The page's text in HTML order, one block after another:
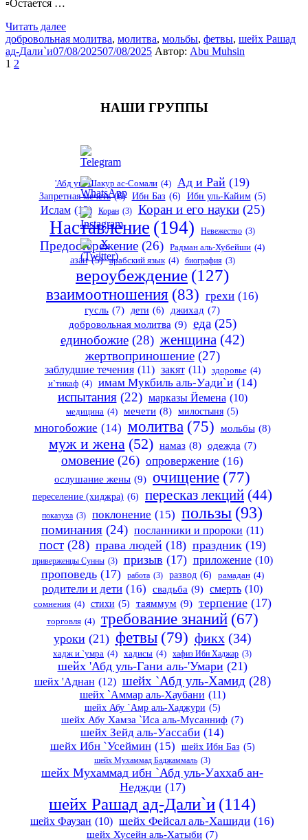
▫️Остается …
Читать далее
добровольная молитва, молитва, мольбы, фетвы, шейх Рашад
ад-Дали`и07/08/202507/08/2025 Автор: Abu Muhsin
Пагинация
1 2
НАШИ ГРУППЫ
'Абд уш-Шакур ас-Сомали (4) Ад и Рай (19)
Запретная мечеть (6) Ибн Баз (6) Ибн уль-Кайим (5)
Ислам (12) Коран (3) Коран и его науки (25)
Наставление (194) Невежество (3)
Предостережение (26) Радман аль-Хубейши (4)
азан (5) арабский язык (4) биография (3)
вероубеждение (127)
взаимоотношения (83) грехи (16)
гусль (7) дети (6) джихад (7)
добровольная молитва (9) еда (25)
единобожие (28) женщина (42)
жертвоприношение (27)
заблудшие течения (11) закят (11) здоровье (4)
и`тикаф (4) имам Мукбиль аль-Уади`и (14)
испытания (22) марказы Йемена (10)
медицина (4) мечети (8) милостыня (5)
многобожие (14) молитва (75) мольбы (8)
муж и жена (52) намаз (8) одежда (7)
омовение (26) опровержение (16)
ослушание жены (9) очищение (77)
переселение (хиджра) (6) пересказ лекций (44)
показуха (3) поклонение (15) пользы (93)
поминания (24) посланники и пророки (11)
пост (28) права людей (18) праздник (19)
приверженцы Сунны (3) призыв (17) приложение (10)
проповедь (17) работа (3) развод (6) рамадан (4)
родители и дети (16) свадьба (9) смерть (10)
сомнения (4) стихи (5) таяммум (9) терпение (17)
торговля (4) требование знаний (67)
уроки (21) фетвы (79) фикх (34)
хадж и `умра (4) хадисы (4) хафиз Ибн Хаджар (3)
шейх 'Абд уль-Гани аль-'Умари (21)
шейх 'Аднан (12) шейх `Абд уль-Хамид (28)
шейх `Аммар аль-Хаубани (11)
шейх Абу `Амр аль-Хаджури (5)
шейх Абу Хамза `Иса аль-Мусанниф (7)
шейх Зейд аль-Уассаби (14)
шейх Ибн `Усеймин (15) шейх Ибн Баз (5)
шейх Мухаммад Баджаммаль (3)
шейх Мухаммад ибн `Абд уль-Уаххаб ан-
Неджди (17)
шейх Рашад ад-Дали`и (114)
шейх Фаузан (10) шейх Фейсал аль-Хашиди (16)
шейх Хусейн аль-Хатыби (7)